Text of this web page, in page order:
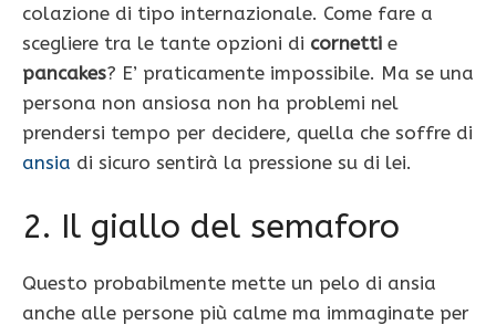
colazione di tipo internazionale. Come fare a
scegliere tra le tante opzioni di cornetti e
pancakes? E’ praticamente impossibile. Ma se una
persona non ansiosa non ha problemi nel
prendersi tempo per decidere, quella che soffre di
ansia di sicuro sentirà la pressione su di lei.
2. Il giallo del semaforo
Questo probabilmente mette un pelo di ansia
anche alle persone più calme ma immaginate per